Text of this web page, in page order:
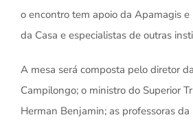
o encontro tem apoio da Apamagis e
da Casa e especialistas de outras
A mesa será composta pelo diretor
Campilongo; o ministro do Superior
Herman Benjamin; as professoras da